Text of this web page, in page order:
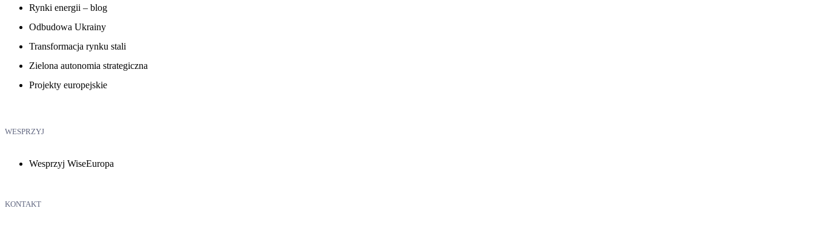
Rynki energii – blog
Odbudowa Ukrainy
Transformacja rynku stali
Zielona autonomia strategiczna
Projekty europejskie
WESPRZYJ
Wesprzyj WiseEuropa
KONTAKT